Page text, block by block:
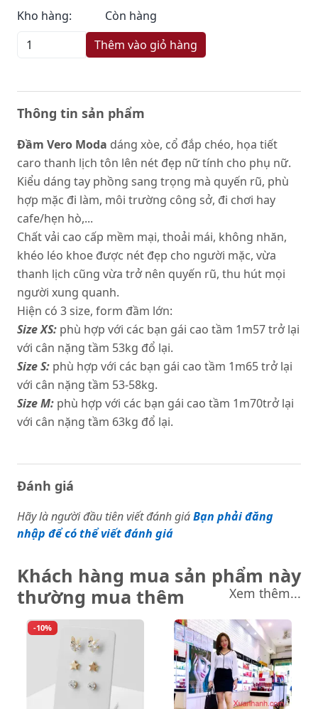
Kho hàng:
Còn hàng
Thêm vào giỏ hàng
Thông tin sản phẩm
Đầm Vero Moda dáng xòe, cổ đắp chéo, họa tiết
caro thanh lịch tôn lên nét đẹp nữ tính cho phụ nữ.
Kiểu dáng tay phồng sang trọng mà quyến rũ, phù
hợp mặc đi làm, môi trường công sở, đi chơi hay
cafe/hẹn hò,...
Chất vải cao cấp mềm mại, thoải mái, không nhăn,
khéo léo khoe được nét đẹp cho người mặc, vừa
thanh lịch cũng vừa trở nên quyến rũ, thu hút mọi
người xung quanh.
Hiện có 3 size, form đầm lớn:
Size XS: phù hợp với các bạn gái cao tầm 1m57 trở lại
với cân nặng tầm 53kg đổ lại.
Size S: phù hợp với các bạn gái cao tầm 1m65 trở lại
với cân nặng tầm 53-58kg.
Size M: phù hợp với các bạn gái cao tầm 1m70trở lại
với cân nặng tầm 63kg đổ lại.
Đánh giá
Hãy là người đầu tiên viết đánh giáBạn phải đăng
nhập để có thể viết đánh giá
Khách hàng mua sản phẩm này
thường mua thêm
Xem thêm...
-10%